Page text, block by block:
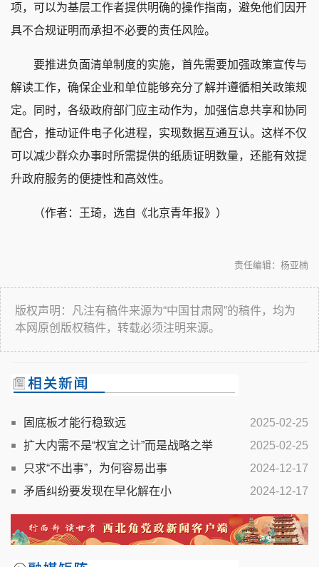
项，可以为基层工作者提供明确的操作指南，避免他们因开
具不合规证明而承担不必要的责任风险。
要推进负面清单制度的实施，首先需要加强政策宣传与
解读工作，确保企业和单位能够充分了解并遵循相关政策规
定。同时，各级政府部门应主动作为，加强信息共享和协同
配合，推动证件电子化进程，实现数据互通互认。这样不仅
可以减少群众办事时所需提供的纸质证明数量，还能有效提
升政府服务的便捷性和高效性。
（作者：王琦，选自《北京青年报》）
责任编辑：杨亚楠
版权声明：凡注有稿件来源为“中国甘肃网”的稿件，均为
本网原创版权稿件，转载必须注明来源。
2025-02-25
固底板才能行稳致远
2025-02-25
扩大内需不是“权宜之计”而是战略之举
2024-12-17
只求“不出事”，为何容易出事
2024-12-17
矛盾纠纷要发现在早化解在小